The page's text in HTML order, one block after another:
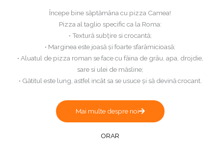
Începe bine săptămâna cu pizza Camea!
Pizza al taglio specific ca la Roma:
• Textură subțire si crocantă;
• Marginea este joasă și foarte sfarâmicioasă;
• Aluatul de pizza roman se face cu făina de grâu, apa, drojdie,
sare si ulei de măsline;
• Gătitul este lung, astfel incât sa se usuce și să devină crocant.
Mai multe despre noi
ORAR